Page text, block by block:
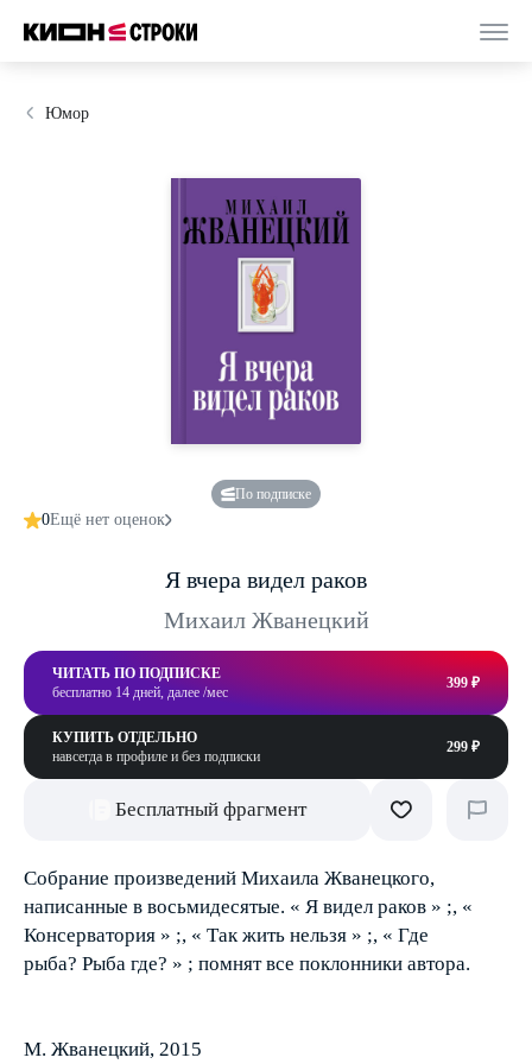
Юмор
По подписке
0Ещё нет оценок
Я вчера видел раков
Михаил Жванецкий
ЧИТАТЬ ПО ПОДПИСКЕ
бесплатно 14 дней, далее /мес
399 ₽
КУПИТЬ ОТДЕЛЬНО
навсегда в профиле и без подписки
299 ₽
Бесплатный фрагмент
Собрание произведений Михаила Жванецкого,
написанные в восьмидесятые. « Я видел раков » ;, «
Консерватория » ;, « Так жить нельзя » ;, « Где
рыба? Рыба где? » ; помнят все поклонники автора.
М. Жванецкий, 2015